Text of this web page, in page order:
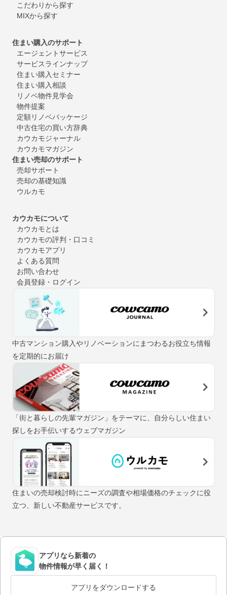
こだわりから探す
MIXから探す
住まい購入のサポート
エージェントサービス
サービスラインナップ
住まい購入セミナー
住まい購入相談
リノベ物件見学会
物件提案
定額リノベパッケージ
中古住宅の買い方辞典
カウカモジャーナル
カウカモマガジン
住まい売却のサポート
売却サポート
売却の基礎知識
ウルカモ
カウカモについて
カウカモとは
カウカモの評判・口コミ
カウカモアプリ
よくある質問
お問い合わせ
会員登録・ログイン
中古マンション購入やリノベーションにまつわるお役立ち情報
を定期的にお届け
「街と暮らしの先輩マガジン」をテーマに、自分らしい住まい
探しをお手伝いするウェブマガジン
住まいの売却検討時にニーズの調査や相場価格のチェックに役
立つ、新しい不動産サービスです。
アプリなら新着の
物件情報が早く届く！
アプリをダウンロードする